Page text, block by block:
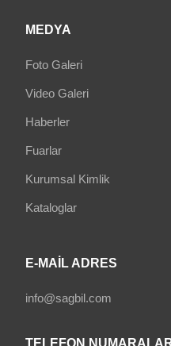
MEDYA
Foto Galeri
Video Galeri
Haberler
Fuarlar
Kurumsal Kimlik
Kataloglar
E-MAIL ADRES
info@sagbil.com
TELEFON